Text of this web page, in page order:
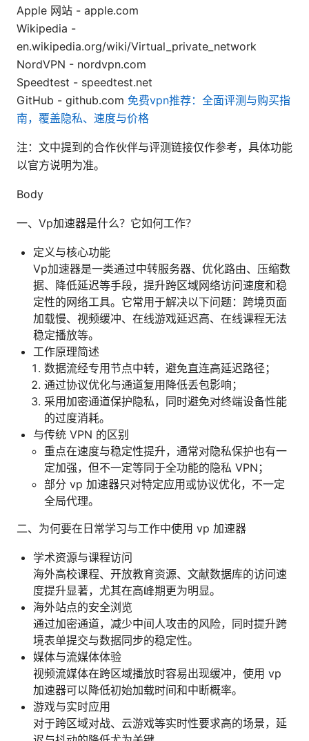
Apple 网站 - apple.com
Wikipedia -
en.wikipedia.org/wiki/Virtual_private_network
NordVPN - nordvpn.com
Speedtest - speedtest.net
GitHub - github.com 免费vpn推荐：全面评测与购买指
南，覆盖隐私、速度与价格
注：文中提到的合作伙伴与评测链接仅作参考，具体功能
以官方说明为准。
Body
一、Vp加速器是什么？它如何工作？
定义与核心功能
Vp加速器是一类通过中转服务器、优化路由、压缩数
据、降低延迟等手段，提升跨区域网络访问速度和稳
定性的网络工具。它常用于解决以下问题：跨境页面
加载慢、视频缓冲、在线游戏延迟高、在线课程无法
稳定播放等。
工作原理简述
数据流经专用节点中转，避免直连高延迟路径；
通过协议优化与通道复用降低丢包影响；
采用加密通道保护隐私，同时避免对终端设备性能
的过度消耗。
与传统 VPN 的区别
重点在速度与稳定性提升，通常对隐私保护也有一
定加强，但不一定等同于全功能的隐私 VPN；
部分 vp 加速器只对特定应用或协议优化，不一定
全局代理。
二、为何要在日常学习与工作中使用 vp 加速器
学术资源与课程访问
海外高校课程、开放教育资源、文献数据库的访问速
度提升显著，尤其在高峰期更为明显。
海外站点的安全浏览
通过加密通道，减少中间人攻击的风险，同时提升跨
境表单提交与数据同步的稳定性。
媒体与流媒体体验
视频流媒体在跨区域播放时容易出现缓冲，使用 vp
加速器可以降低初始加载时间和中断概率。
游戏与实时应用
对于跨区域对战、云游戏等实时性要求高的场景，延